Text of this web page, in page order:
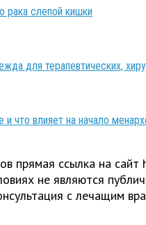
рака слепой кишки
для терапевтических,
что влияет на начало
прямая ссылка на
не являются
с лечащим